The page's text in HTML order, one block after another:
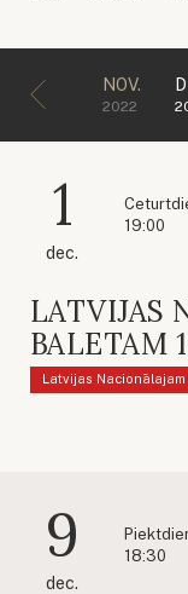
NOV.
2022
1
dec.
19:00
LATVIJAS
BALETAM
Latvijas
9
dec.
18:30